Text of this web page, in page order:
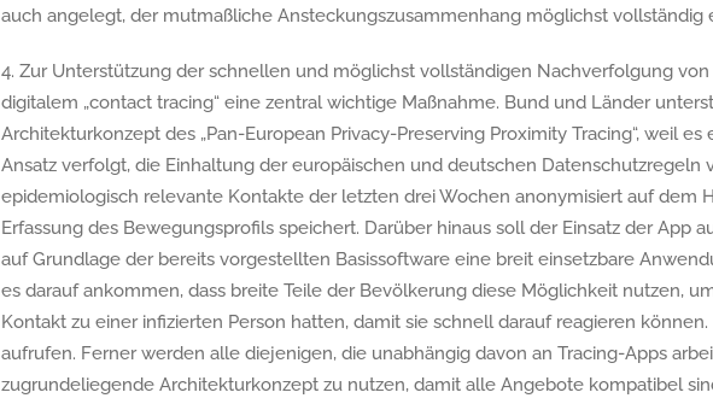
auch angelegt, der mutmaßliche Ansteckungszusammenhang möglichst vollständig
4. Zur Unterstützung der schnellen und möglichst vollständigen Nachverfolgung
digitalem „contact tracing“ eine zentral wichtige Maßnahme. Bund und Länder
Architekturkonzept des „Pan-European Privacy-Preserving Proximity Tracing“, weil
Ansatz verfolgt, die Einhaltung der europäischen und deutschen Datenschutzregeln
epidemiologisch relevante Kontakte der letzten drei Wochen anonymisiert auf dem
Erfassung des Bewegungsprofils speichert. Darüber hinaus soll der Einsatz der App
auf Grundlage der bereits vorgestellten Basissoftware eine breit einsetzbare
es darauf ankommen, dass breite Teile der Bevölkerung diese Möglichkeit nutzen,
Kontakt zu einer infizierten Person hatten, damit sie schnell darauf reagieren
aufrufen. Ferner werden alle diejenigen, die unabhängig davon an Tracing-Apps
zugrundeliegende Architekturkonzept zu nutzen, damit alle Angebote kompatibel